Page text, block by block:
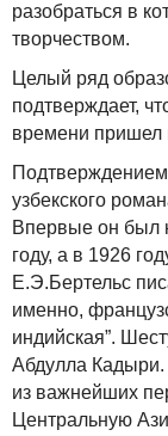
разобраться в
творчеством.
Целый ряд
подтверждает,
времени пришел
Подтверждением
узбекского
Впервые он был
году, а в 1926
Е.Э.Бертельс
именно,
индийская”.
Абдулла
из важнейших
Центральную